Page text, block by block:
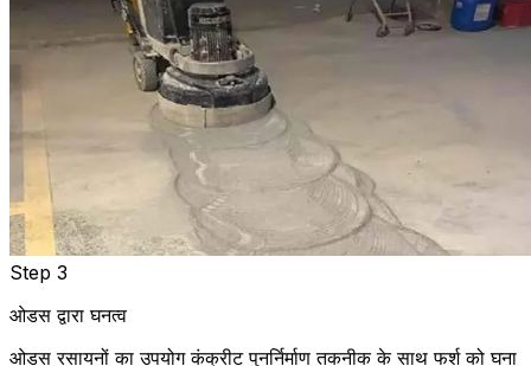
Step 3
ओडस द्वारा घनत्व
ओडस रसायनों का उपयोग कंक्रीट पुनर्निर्माण तकनीक के साथ फर्श को घना